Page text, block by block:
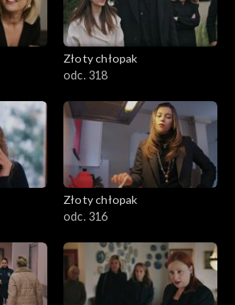
Złoty chłopak
odc. 318
Złoty chłopak
odc. 316